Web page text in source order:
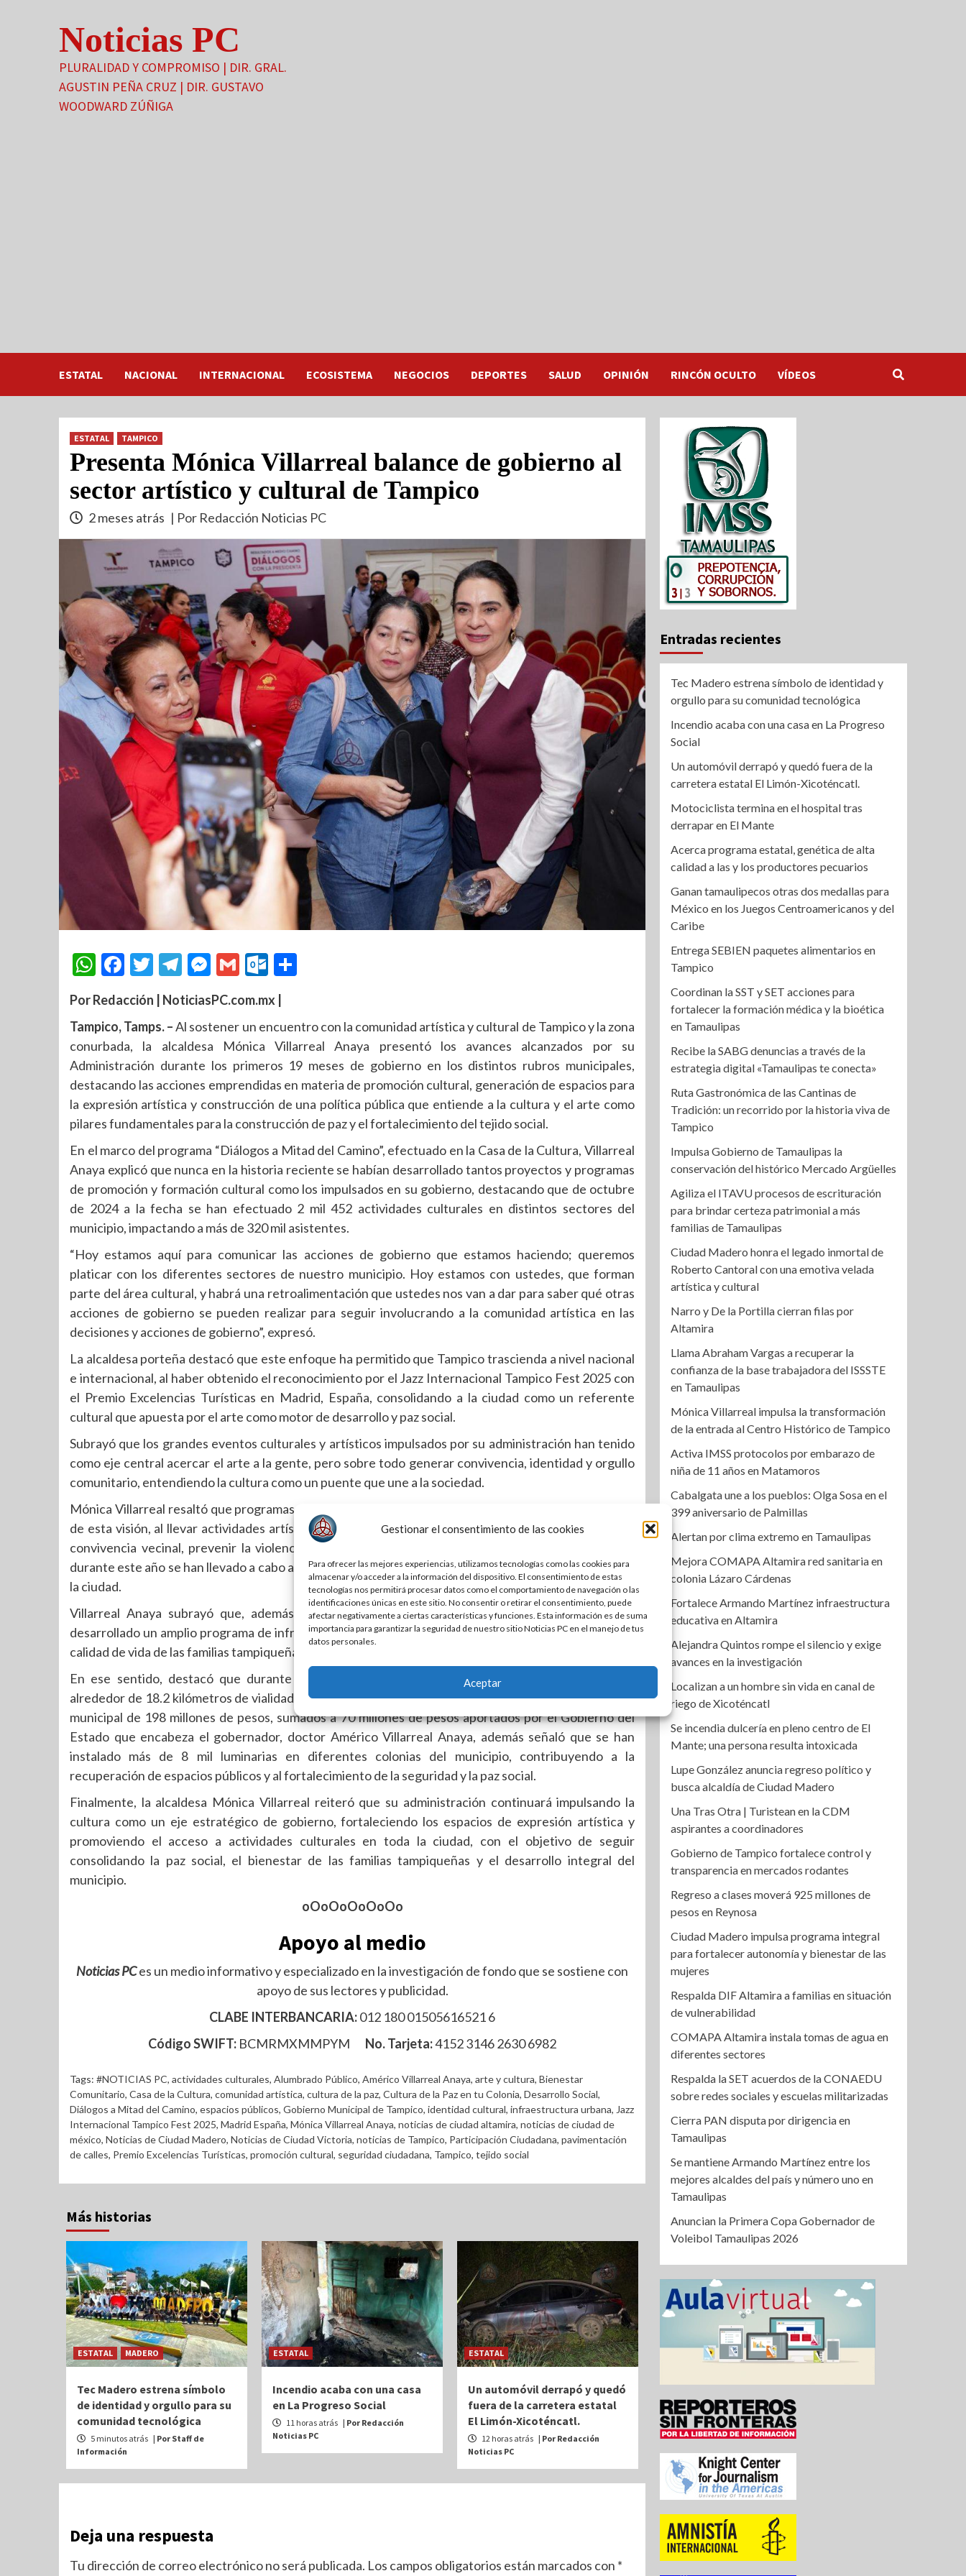
Gestionar el consentimiento de las cookies
Para ofrecer las mejores experiencias, utilizamos tecnologías como las cookies para
almacenar y/o acceder a la información del dispositivo. El consentimiento de estas
tecnologías nos permitirá procesar datos como el comportamiento de navegación o las
identificaciones únicas en este sitio. No consentir o retirar el consentimiento, puede
afectar negativamente a ciertas características y funciones. Esta información es de suma
importancia para garantizar la seguridad de nuestro sitio Noticias PC en el manejo de tus
datos personales.
Aceptar
Noticias PC
PLURALIDAD Y COMPROMISO | DIR. GRAL.
AGUSTIN PEÑA CRUZ | DIR. GUSTAVO
WOODWARD ZÚÑIGA
ESTATAL NACIONAL INTERNACIONAL ECOSISTEMA NEGOCIOS DEPORTES SALUD OPINIÓN RINCÓN OCULTO VÍDEOS
ESTATAL TAMPICO
Presenta Mónica Villarreal balance de gobierno al
sector artístico y cultural de Tampico
2 meses atrás | Por Redacción Noticias PC
WhatsApp
Facebook
Twitter
Telegram
Messenger
GmailOutlook.com
Por Redacción | NoticiasPC.com.mx |
Tampico, Tamps. –Al sostener un encuentro con la comunidad artística y cultural de Tampico y la zona
conurbada, la alcaldesa Mónica Villarreal Anaya presentó los avances alcanzados por su
Administración durante los primeros 19 meses de gobierno en los distintos rubros municipales,
destacando las acciones emprendidas en materia de promoción cultural, generación de espacios para
la expresión artística y construcción de una política pública que entiende a la cultura y el arte como
pilares fundamentales para la construcción de paz y el fortalecimiento del tejido social.
En el marco del programa “Diálogos a Mitad del Camino”, efectuado en la Casa de la Cultura, Villarreal
Anaya explicó que nunca en la historia reciente se habían desarrollado tantos proyectos y programas
de promoción y formación cultural como los impulsados en su gobierno, destacando que de octubre
de 2024 a la fecha se han efectuado 2 mil 452 actividades culturales en distintos sectores del
municipio, impactando a más de 320 mil asistentes.
“Hoy estamos aquí para comunicar las acciones de gobierno que estamos haciendo; queremos
platicar con los diferentes sectores de nuestro municipio. Hoy estamos con ustedes, que forman
parte del área cultural, y habrá una retroalimentación que ustedes nos van a dar para saber qué otras
acciones de gobierno se pueden realizar para seguir involucrando a la comunidad artística en las
decisiones y acciones de gobierno”, expresó.
La alcaldesa porteña destacó que este enfoque ha permitido que Tampico trascienda a nivel nacional
e internacional, al haber obtenido el reconocimiento por el Jazz Internacional Tampico Fest 2025 con
el Premio Excelencias Turísticas en Madrid, España, consolidando a la ciudad como un referente
cultural que apuesta por el arte como motor de desarrollo y paz social.
Subrayó que los grandes eventos culturales y artísticos impulsados por su administración han tenido
como eje central acercar el arte a la gente, pero sobre todo generar convivencia, identidad y orgullo
comunitario, entendiendo la cultura como un puente que une a la sociedad.
Mónica Villarreal resaltó que programas como Cultura de la Paz en tu Colonia representan la esencia
de esta visión, al llevar actividades artísticas directamente a los espacios públicos para fortalecer la
convivencia vecinal, prevenir la violencia y fomentar la participación ciudadana a través del arte;
durante este año se han llevado a cabo aproximadamente 108 presentaciones en distintas colonias de
la ciudad.
Villarreal Anaya subrayó que, además del impulso a la actividad cultural, su administración ha
desarrollado un amplio programa de infraestructura y mejoramiento urbano orientado a fortalecer la
calidad de vida de las familias tampiqueñas y generar entornos más seguros para la convivencia social.
En ese sentido, destacó que durante los primeros 19 meses de gobierno se han pavimentado
alrededor de 18.2 kilómetros de vialidades en distintos sectores de la ciudad, mediante una inversión
municipal de 198 millones de pesos, sumados a 70 millones de pesos aportados por el Gobierno del
Estado que encabeza el gobernador, doctor Américo Villarreal Anaya, además señaló que se han
instalado más de 8 mil luminarias en diferentes colonias del municipio, contribuyendo a la
recuperación de espacios públicos y al fortalecimiento de la seguridad y la paz social.
Finalmente, la alcaldesa Mónica Villarreal reiteró que su administración continuará impulsando la
cultura como un eje estratégico de gobierno, fortaleciendo los espacios de expresión artística y
promoviendo el acceso a actividades culturales en toda la ciudad, con el objetivo de seguir
consolidando la paz social, el bienestar de las familias tampiqueñas y el desarrollo integral del
municipio.
oOoOoOoOoOo
Apoyo al medio
Noticias PCes un medio informativo y especializado en la investigación de fondo que se sostiene con
apoyo de sus lectores y publicidad.
CLABE INTERBANCARIA:012 180 01505616521 6
Código SWIFT: BCMRMXMMPYM No. Tarjeta:4152 3146 2630 6982
Tags: #NOTICIAS PC, actividades culturales, Alumbrado Público, Américo Villarreal Anaya, arte y cultura, Bienestar
Comunitario, Casa de la Cultura, comunidad artística, cultura de la paz, Cultura de la Paz en tu Colonia, Desarrollo Social,
Diálogos a Mitad del Camino, espacios públicos, Gobierno Municipal de Tampico, identidad cultural, infraestructura urbana, Jazz
Internacional Tampico Fest 2025, Madrid España, Mónica Villarreal Anaya, noticias de ciudad altamira, noticias de ciudad de
méxico, Noticias de Ciudad Madero, Noticias de Ciudad Victoria, noticias de Tampico, Participación Ciudadana, pavimentación
de calles, Premio Excelencias Turísticas, promoción cultural, seguridad ciudadana, Tampico, tejido social
Más historias
ESTATAL MADERO
Tec Madero estrena símbolo
de identidad y orgullo para su
comunidad tecnológica
5 minutos atrás | Por Staff de
Información
ESTATAL
Incendio acaba con una casa
en La Progreso Social
11 horas atrás | Por Redacción
Noticias PC
ESTATAL
Un automóvil derrapó y quedó
fuera de la carretera estatal
El Limón-Xicoténcatl.
12 horas atrás | Por Redacción
Noticias PC
Deja una respuesta
Tu dirección de correo electrónico no será publicada. Los campos obligatorios están marcados con *
Entradas recientes
Tec Madero estrena símbolo de identidad y
orgullo para su comunidad tecnológica
Incendio acaba con una casa en La Progreso
Social
Un automóvil derrapó y quedó fuera de la
carretera estatal El Limón-Xicoténcatl.
Motociclista termina en el hospital tras
derrapar en El Mante
Acerca programa estatal, genética de alta
calidad a las y los productores pecuarios
Ganan tamaulipecos otras dos medallas para
México en los Juegos Centroamericanos y del
Caribe
Entrega SEBIEN paquetes alimentarios en
Tampico
Coordinan la SST y SET acciones para
fortalecer la formación médica y la bioética
en Tamaulipas
Recibe la SABG denuncias a través de la
estrategia digital «Tamaulipas te conecta»
Ruta Gastronómica de las Cantinas de
Tradición: un recorrido por la historia viva de
Tampico
Impulsa Gobierno de Tamaulipas la
conservación del histórico Mercado Argüelles
Agiliza el ITAVU procesos de escrituración
para brindar certeza patrimonial a más
familias de Tamaulipas
Ciudad Madero honra el legado inmortal de
Roberto Cantoral con una emotiva velada
artística y cultural
Narro y De la Portilla cierran filas por
Altamira
Llama Abraham Vargas a recuperar la
confianza de la base trabajadora del ISSSTE
en Tamaulipas
Mónica Villarreal impulsa la transformación
de la entrada al Centro Histórico de Tampico
Activa IMSS protocolos por embarazo de
niña de 11 años en Matamoros
Cabalgata une a los pueblos: Olga Sosa en el
399 aniversario de Palmillas
Alertan por clima extremo en Tamaulipas
Mejora COMAPA Altamira red sanitaria en
colonia Lázaro Cárdenas
Fortalece Armando Martínez infraestructura
educativa en Altamira
Alejandra Quintos rompe el silencio y exige
avances en la investigación
Localizan a un hombre sin vida en canal de
riego de Xicoténcatl
Se incendia dulcería en pleno centro de El
Mante; una persona resulta intoxicada
Lupe González anuncia regreso político y
busca alcaldía de Ciudad Madero
Una Tras Otra | Turistean en la CDM
aspirantes a coordinadores
Gobierno de Tampico fortalece control y
transparencia en mercados rodantes
Regreso a clases moverá 925 millones de
pesos en Reynosa
Ciudad Madero impulsa programa integral
para fortalecer autonomía y bienestar de las
mujeres
Respalda DIF Altamira a familias en situación
de vulnerabilidad
COMAPA Altamira instala tomas de agua en
diferentes sectores
Respalda la SET acuerdos de la CONAEDU
sobre redes sociales y escuelas militarizadas
Cierra PAN disputa por dirigencia en
Tamaulipas
Se mantiene Armando Martínez entre los
mejores alcaldes del país y número uno en
Tamaulipas
Anuncian la Primera Copa Gobernador de
Voleibol Tamaulipas 2026